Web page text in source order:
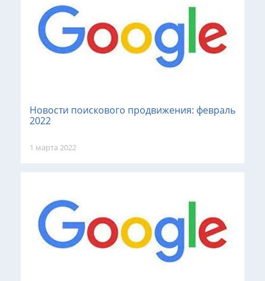
Новости поискового продвижения: февраль
2022
1 марта 2022